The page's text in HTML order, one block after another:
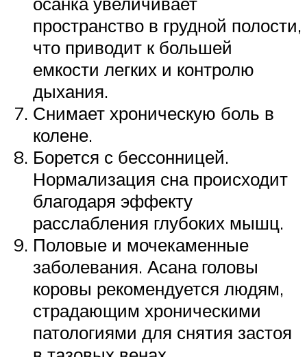
пространство в грудной полости,
что приводит к большей
емкости легких и контролю
дыхания.
Снимает хроническую боль в
колене.
Борется с бессонницей.
Нормализация сна происходит
благодаря эффекту
расслабления глубоких мышц.
Половые и мочекаменные
заболевания. Асана головы
коровы рекомендуется людям,
страдающим хроническими
патологиями для снятия застоя